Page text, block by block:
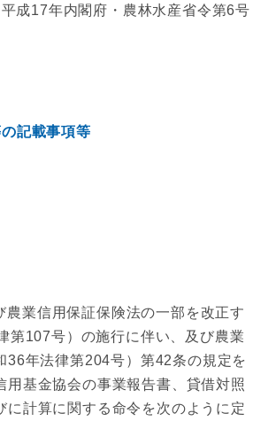
平成17年内閣府・農林水産省令第6号
記載事項等
農業信用保証保険法の一部を改正す
第107号）の施行に伴い、及び農業
36年法律第204号）第42条の規定を
用基金協会の事業報告書、貸借対照
に計算に関する命令を次のように定